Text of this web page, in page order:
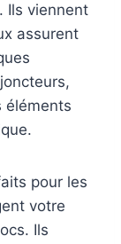
Ils viennent
assurent
éléments
pour les
votre
Ils